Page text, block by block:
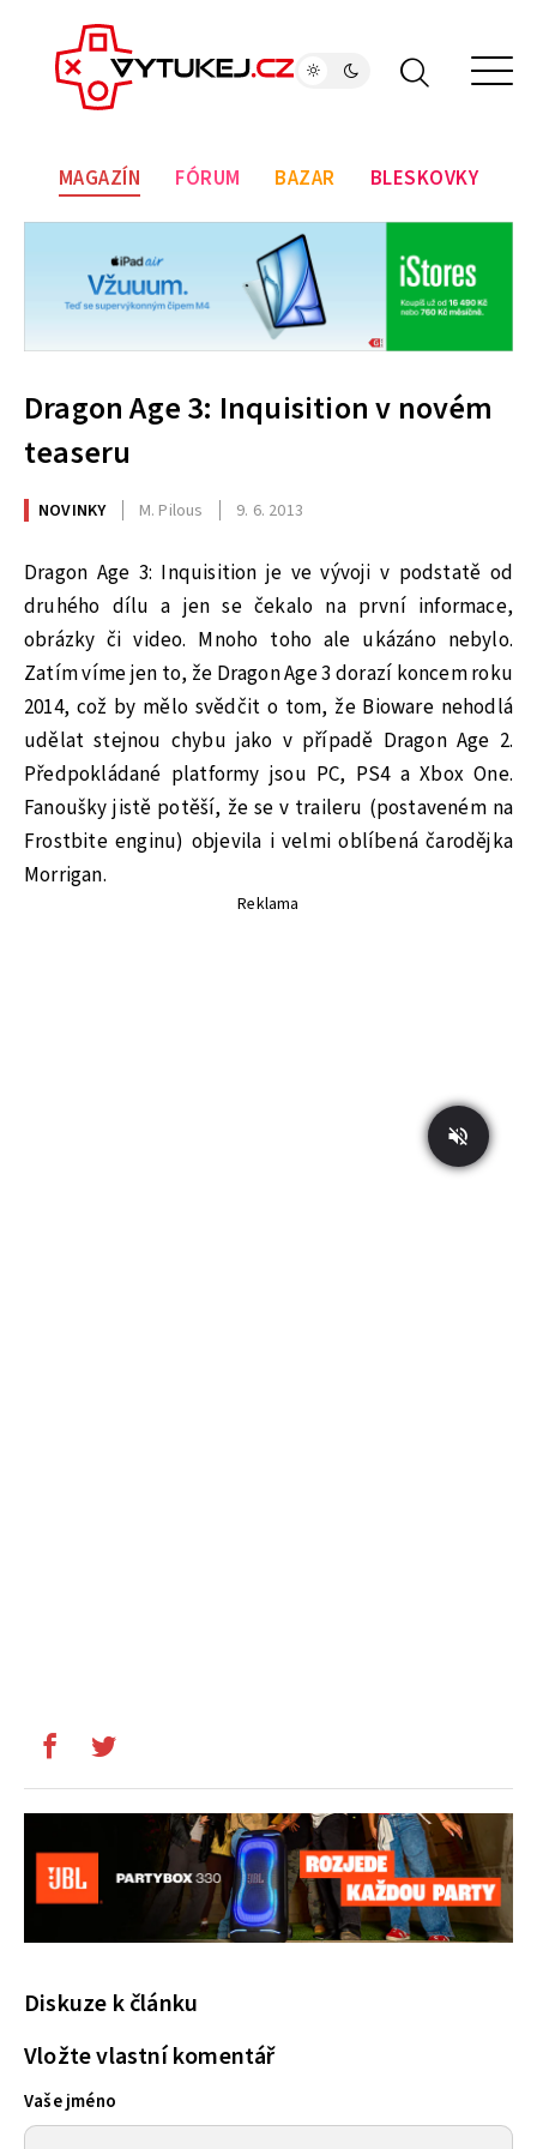
MAGAZÍN FÓRUM BAZAR BLESKOVKY
Dragon Age 3: Inquisition v novém
teaseru
NOVINKY M. Pilous 9. 6. 2013
Dragon Age 3: Inquisition je ve vývoji v podstatě od
druhého dílu a jen se čekalo na první informace,
obrázky či video. Mnoho toho ale ukázáno nebylo.
Zatím víme jen to, že Dragon Age 3 dorazí koncem roku
2014, což by mělo svědčit o tom, že Bioware nehodlá
udělat stejnou chybu jako v případě Dragon Age 2.
Předpokládané platformy jsou PC, PS4 a Xbox One.
Fanoušky jistě potěší, že se v traileru (postaveném na
Frostbite enginu) objevila i velmi oblíbená čarodějka
Morrigan.
Reklama
Diskuze k článku
Vložte vlastní komentář
Vaše jméno